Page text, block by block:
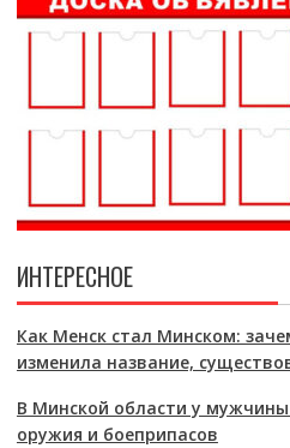
ИНТЕРЕСНОЕ
Как Менск стал Минском:
изменила название,
В Минской области у
оружия и боеприпасов